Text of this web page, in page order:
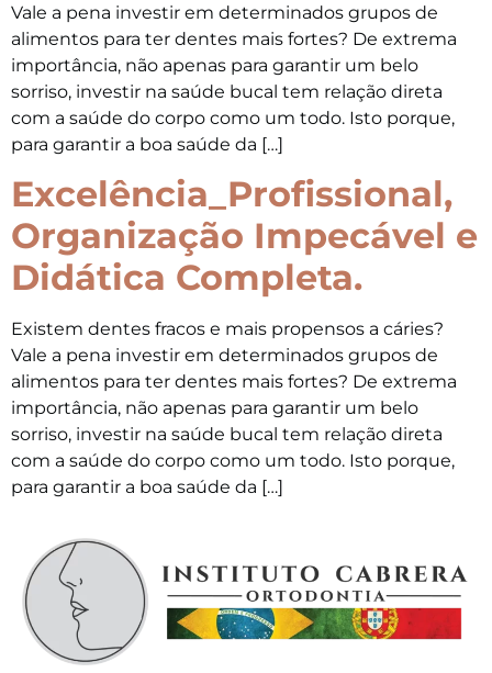
Vale a pena investir em determinados grupos de
alimentos para ter dentes mais fortes? De extrema
importância, não apenas para garantir um belo
sorriso, investir na saúde bucal tem relação direta
com a saúde do corpo como um todo. Isto porque,
para garantir a boa saúde da […]
Excelência_Profissional,
Organização Impecável e
Didática Completa.
Existem dentes fracos e mais propensos a cáries?
Vale a pena investir em determinados grupos de
alimentos para ter dentes mais fortes? De extrema
importância, não apenas para garantir um belo
sorriso, investir na saúde bucal tem relação direta
com a saúde do corpo como um todo. Isto porque,
para garantir a boa saúde da […]